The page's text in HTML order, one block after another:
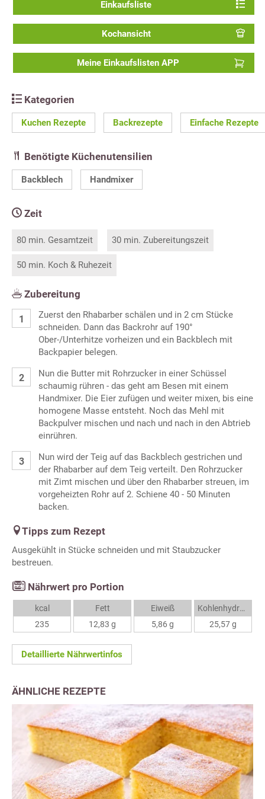
Einkaufsliste
Kochansicht
Meine Einkaufslisten APP
Kategorien
Kuchen Rezepte Backrezepte Einfache Rezepte
Benötigte Küchenutensilien
Backblech Handmixer
Zeit
80 min. Gesamtzeit 30 min. Zubereitungszeit
50 min. Koch & Ruhezeit
Zubereitung
Zuerst den Rhabarber schälen und in 2 cm Stücke
schneiden. Dann das Backrohr auf 190°
Ober-/Unterhitze vorheizen und ein Backblech mit
Backpapier belegen.
Nun die Butter mit Rohrzucker in einer Schüssel
schaumig rühren - das geht am Besen mit einem
Handmixer. Die Eier zufügen und weiter mixen, bis eine
homogene Masse entsteht. Noch das Mehl mit
Backpulver mischen und nach und nach in den Abtrieb
einrühren.
Nun wird der Teig auf das Backblech gestrichen und
der Rhabarber auf dem Teig verteilt. Den Rohrzucker
mit Zimt mischen und über den Rhabarber streuen, im
vorgeheizten Rohr auf 2. Schiene 40 - 50 Minuten
backen.
Tipps zum Rezept
Ausgekühlt in Stücke schneiden und mit Staubzucker
bestreuen.
Nährwert pro Portion
kcal
235
Fett
12,83 g
Eiweiß
5,86 g
Kohlenhydrate
25,57 g
Detaillierte Nährwertinfos
ÄHNLICHE REZEPTE